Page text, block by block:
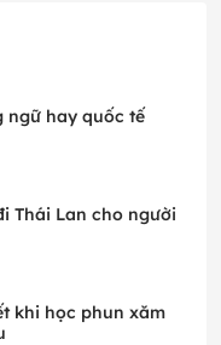
ngữ hay quốc tế
Thái Lan cho người
khi học phun xăm